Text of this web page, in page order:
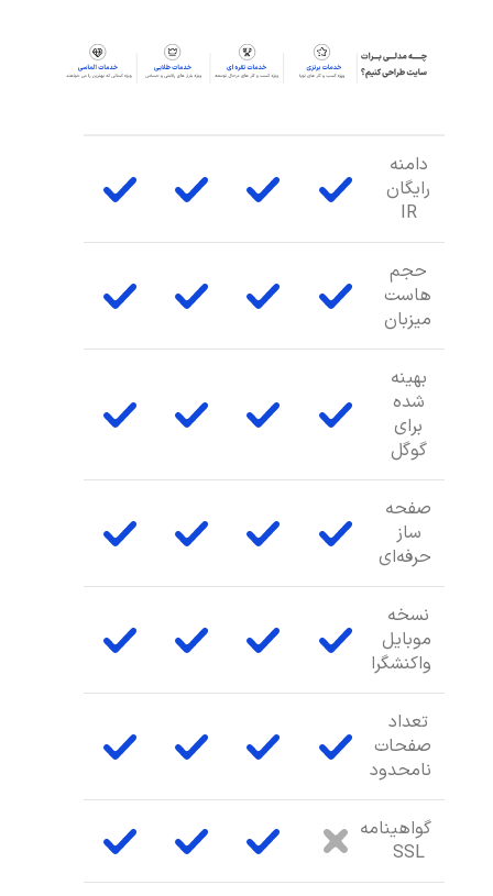
دامنه
رایگان
IR
حجم
هاست
میزبان
بهینه
شده
برای
گوگل
صفحه
ساز
حرفه‌ای
نسخه
موبایل
واکنشگرا
تعداد
صفحات
نامحدود
گواهینامه
SSL